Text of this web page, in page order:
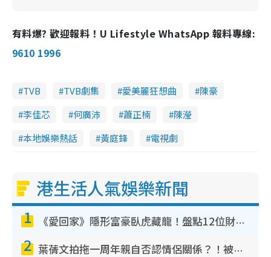
有料爆? 歡迎報料！U Lifestyle WhatsApp 報料專線:
9610 1996
TVB TVB劇集 愛美麗狂想曲
陳豪
李佳芯
何廣沛 蕭正楠
陳瀅
本地娛樂熱話
黃庭鋒 電視劇
港生活人氣娛樂新聞
1 《愛回家》隱形富豪臥虎藏龍！盤點12位財氣逼人的有錢藝人：呢位靚女3億身家唔憂做
2 葉蒨文拍拖一周年親自否認情侶關係？！被質疑感情造假竟稱GM「普通同事」